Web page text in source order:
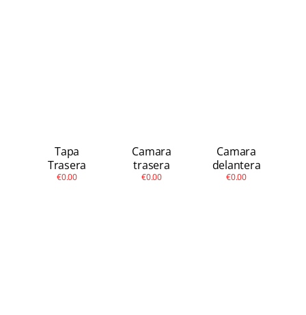
Tapa
Trasera
€0.00
Camara
trasera
€0.00
Camara
delantera
€0.00